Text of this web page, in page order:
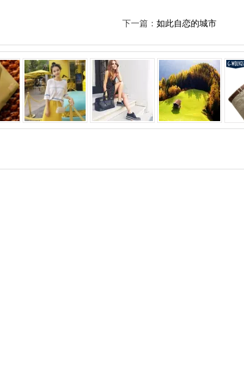
下一篇： 如此自恋的城市